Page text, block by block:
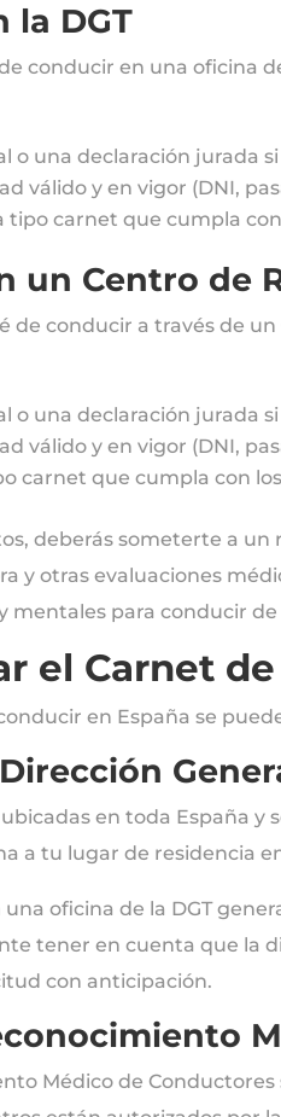
la DGT
conducir en una oficina
o una declaración jurada
válido y en vigor (DNI,
carnet que cumpla con
un Centro de
de conducir a través de
o una declaración jurada
válido y en vigor (DNI,
carnet que cumpla con
deberás someterte a
y otras evaluaciones
mentales para conducir
el Carnet
en España se
ubicadas en toda España
a tu lugar de residencia
oficina de la DGT
tener en cuenta que la
con anticipación.
Médico de